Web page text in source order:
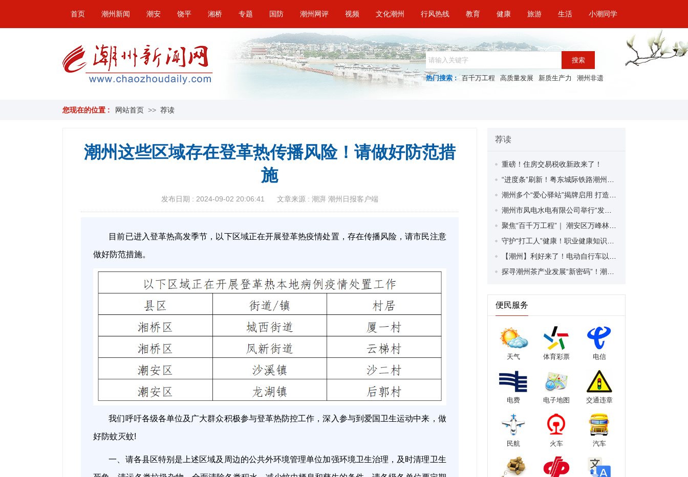
首页 潮州新闻 潮安 饶平 湘桥 专题 国防 潮州网评 视频 文化潮州 行风热线 教育 健康 旅游 生活 小潮同学
搜索
热门搜索 : 百千万工程 高质量发展 新质生产力 潮州非遗
您现在的位置 : 网站首页 >> 荐读
潮州这些区域存在登革热传播风险！请做好防范措
施
发布日期 : 2024-09-02 20:06:41 文章来源 : 潮湃 潮州日报客户端
目前已进入登革热高发季节，以下区域正在开展登革热疫情处置，存在传播风险，请市民注意
做好防范措施。
我们呼吁各级各单位及广大群众积极参与登革热防控工作，深入参与到爱国卫生运动中来，做
好防蚊灭蚊!
一、请各县区特别是上述区域及周边的公共外环境管理单位加强环境卫生治理，及时清理卫生
荐读
重磅！住房交易税收新政来了！
便民服务
天气 体育彩票 电信
电费 电子地图 交通违章
民航 火车 汽车